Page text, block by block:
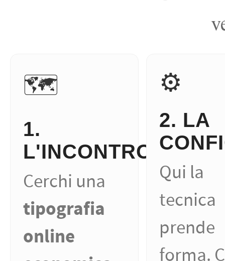
🗺️
1.
L'INCONTRO
Cerchi una
tipografia
online
⚙️
2. LA
Qui la
tecnica
prende
forma.